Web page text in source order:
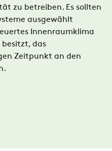
zu betreiben. Es sollten
ausgewählt
Innenraumklima
besitzt, das
Zeitpunkt an den